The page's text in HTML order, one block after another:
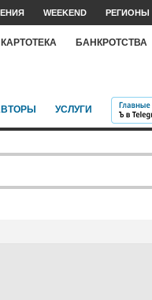
WEEKEND РЕГИОНЫ
КАРТОТЕКА БАНКРОТСТВА
УСЛУГИ